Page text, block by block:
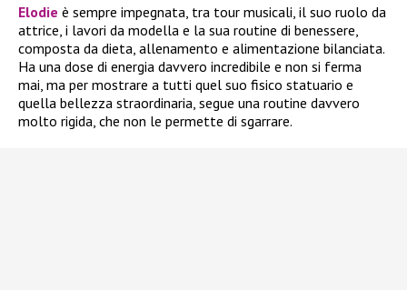
Elodie è sempre impegnata, tra tour musicali, il suo ruolo da
attrice, i lavori da modella e la sua routine di benessere,
composta da dieta, allenamento e alimentazione bilanciata.
Ha una dose di energia davvero incredibile e non si ferma
mai, ma per mostrare a tutti quel suo fisico statuario e
quella bellezza straordinaria, segue una routine davvero
molto rigida, che non le permette di sgarrare.